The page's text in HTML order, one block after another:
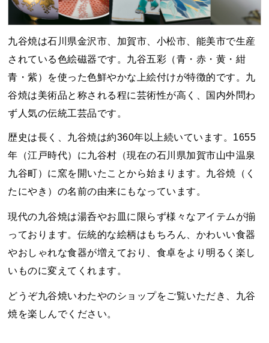
九谷焼は石川県金沢市、加賀市、小松市、能美市で生産
されている色絵磁器です。九谷五彩（青・赤・黄・紺
青・紫）を使った色鮮やかな上絵付けが特徴的です。九
谷焼は美術品と称される程に芸術性が高く、国内外問わ
ず人気の伝統工芸品です。
歴史は長く、九谷焼は約360年以上続いています。1655
年（江戸時代）に九谷村（現在の石川県加賀市山中温泉
九谷町）に窯を開いたことから始まります。九谷焼（く
たにやき）の名前の由来にもなっています。
現代の九谷焼は湯呑やお皿に限らず様々なアイテムが揃
っております。伝統的な絵柄はもちろん、かわいい食器
やおしゃれな食器が増えており、食卓をより明るく楽し
いものに変えてくれます。
どうぞ九谷焼いわたやのショップをご覧いただき、九谷
焼を楽しんでください。